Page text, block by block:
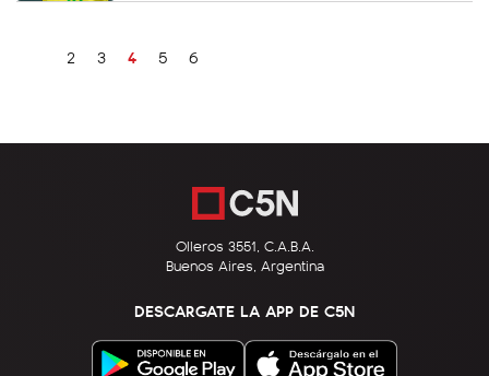
2 3 4 5 6
Olleros 3551, C.A.B.A.
Buenos Aires, Argentina
DESCARGATE LA APP DE C5N